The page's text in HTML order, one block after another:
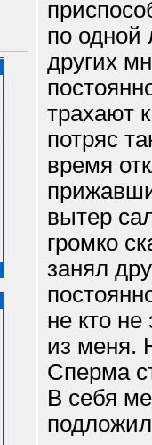
по
других
трахают
потряс
время
вытер
громко
занял
не кто
из меня.
Сперма
В себя